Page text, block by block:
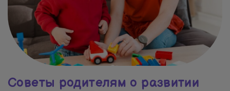
Советы родителям о развитии